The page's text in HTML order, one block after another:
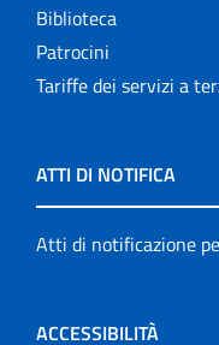
Biblioteca
Patrocini
Tariffe dei servizi a
ATTI DI NOTIFICA
Atti di notificazione
ACCESSIBILITÀ